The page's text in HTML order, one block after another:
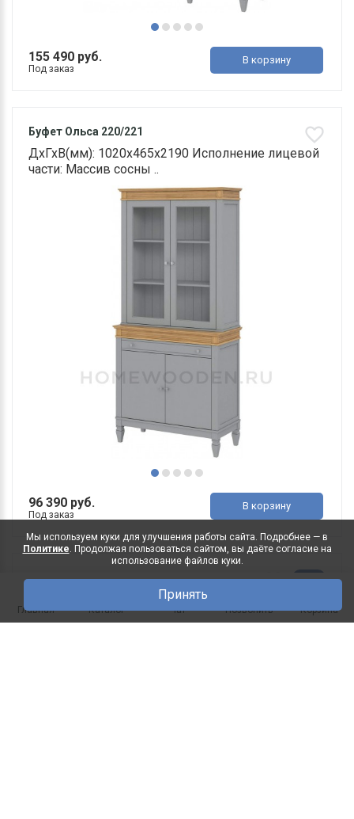
155 490 руб.
Под заказ
В корзину
Буфет Ольса 220/221
ДхГхВ(мм): 1020х465х2190 Исполнение лицевой
части: Массив сосны ..
96 390 руб.
Под заказ
В корзину
Буфет Ольса 400/424 -32%
ДхГхВ(мм): 2000х465х2190 Исполнение лицевой
части: Массив сосны ..
Мы используем куки для улучшения работы сайта. Подробнее — в
Политике. Продолжая пользоваться сайтом, вы даёте согласие на
использование файлов куки.
Принять
Главная Каталог Чат Позвонить Корзина